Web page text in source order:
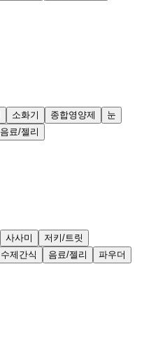
소화기 종합영양제
눈
음료/젤리
사사미
저키/트릿
수제간식 음료/젤리 파우더